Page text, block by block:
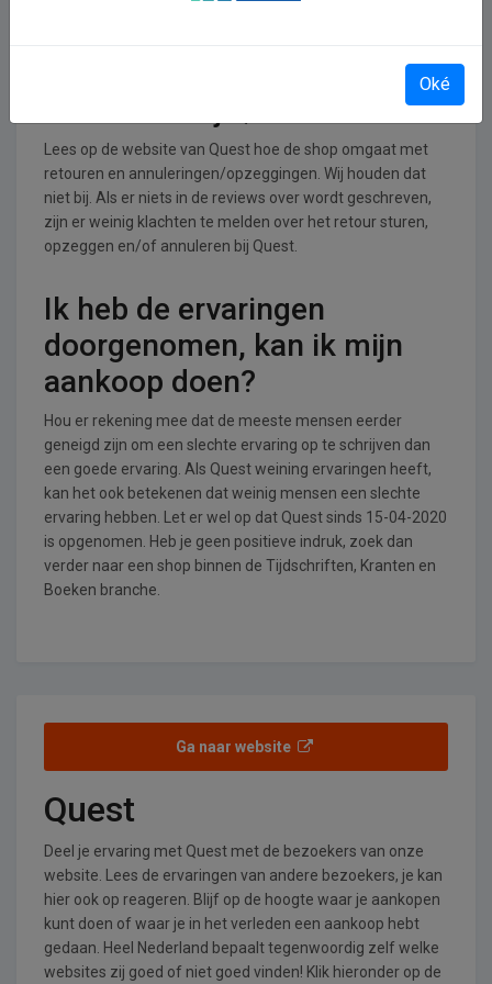
Lees op de website van Quest hoe de shop omgaat met
retouren en annuleringen/opzeggingen. Wij houden dat
niet bij. Als er niets in de reviews over wordt geschreven,
zijn er weinig klachten te melden over het retour sturen,
opzeggen en/of annuleren bij Quest.
Ik heb de ervaringen
doorgenomen, kan ik mijn
aankoop doen?
Hou er rekening mee dat de meeste mensen eerder
geneigd zijn om een slechte ervaring op te schrijven dan
een goede ervaring. Als Quest weining ervaringen heeft,
kan het ook betekenen dat weinig mensen een slechte
ervaring hebben. Let er wel op dat Quest sinds 15-04-2020
is opgenomen. Heb je geen positieve indruk, zoek dan
verder naar een shop binnen de Tijdschriften, Kranten en
Boeken branche.
Ga naar website
Quest
Deel je ervaring met Quest met de bezoekers van onze
website. Lees de ervaringen van andere bezoekers, je kan
hier ook op reageren. Blijf op de hoogte waar je aankopen
kunt doen of waar je in het verleden een aankoop hebt
gedaan. Heel Nederland bepaalt tegenwoordig zelf welke
websites zij goed of niet goed vinden! Klik hieronder op de
Oké